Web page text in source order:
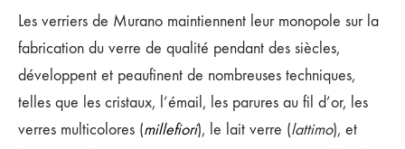
Les verriers de Murano maintiennent leur monopole sur la
fabrication du verre de qualité pendant des siècles,
développent et peaufinent de nombreuses techniques,
telles que les cristaux, l’émail, les parures au fil d’or, les
verres multicolores (millefiori), le lait verre (lattimo), et